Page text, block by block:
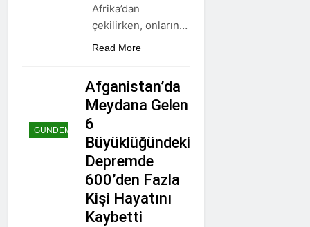
Afrika’dan
çekilirken, onların…
Read More
GÜNDEM
Afganistan’da
Meydana Gelen
6
Büyüklüğündeki
Depremde
600’den Fazla
Kişi Hayatını
Kaybetti